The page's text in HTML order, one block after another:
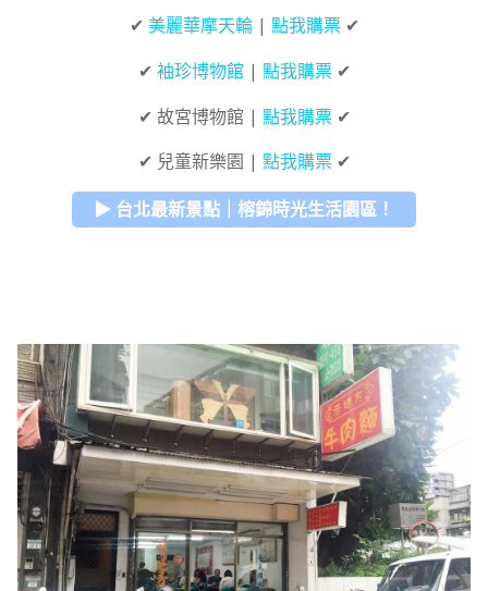
✔ 美麗華摩天輪| 點我購票✔
✔ 袖珍博物館| 點我購票✔
✔ 故宮博物館 | 點我購票✔
✔ 兒童新樂園 | 點我購票✔
▶ 台北最新景點｜榕錦時光生活園區！